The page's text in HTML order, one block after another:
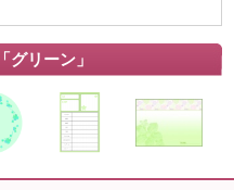
グリーン」